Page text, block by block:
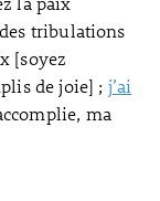
tribulations
[soyez
de joie] ; j’ai
ma